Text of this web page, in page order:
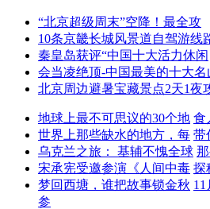
“北京超级周末”空降！最全攻
10条京畿长城风景道自驾游线
秦皇岛获评“中国十大活力休闲
会当凌绝顶-中国最美的十大名
北京周边避暑宝藏景点2天1夜
地球上最不可思议的30个地 食
世界上那些缺水的地方，每 带
乌克兰之旅： 基辅不愧全球
宋承宪受邀参演《人间中毒 探
梦回西塘，谁把故事锁金秋
参